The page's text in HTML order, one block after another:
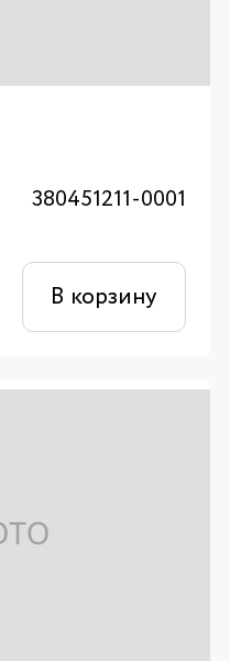
380451211-0001
В корзину